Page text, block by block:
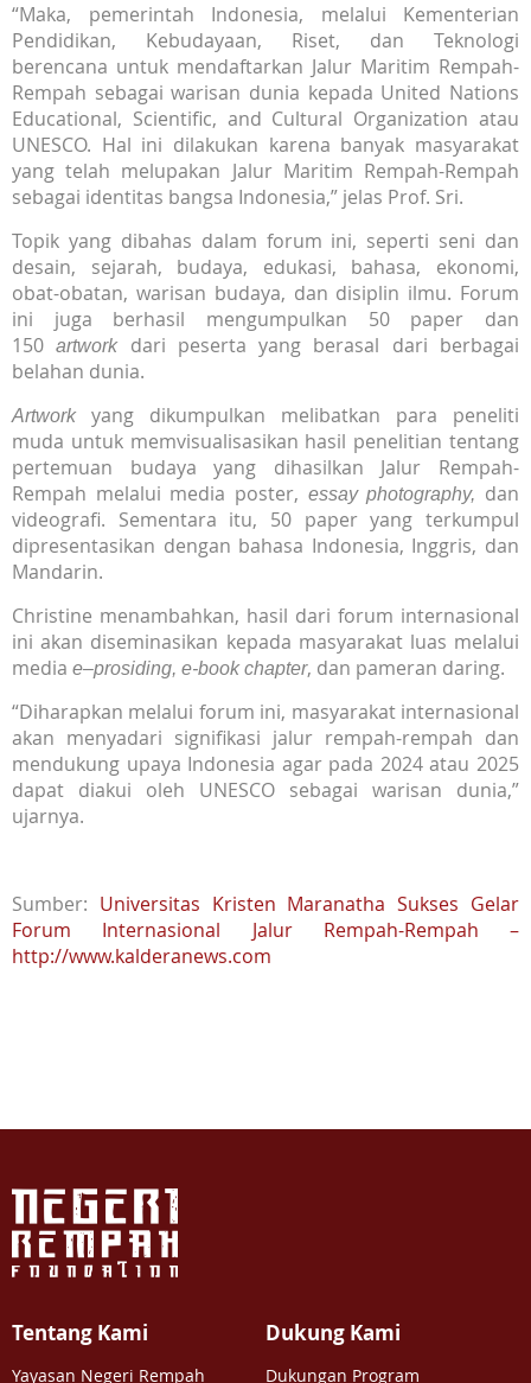
“Maka, pemerintah Indonesia, melalui Kementerian
Pendidikan, Kebudayaan, Riset, dan Teknologi
berencana untuk mendaftarkan Jalur Maritim Rempah-
Rempah sebagai warisan dunia kepada United Nations
Educational, Scientific, and Cultural Organization atau
UNESCO. Hal ini dilakukan karena banyak masyarakat
yang telah melupakan Jalur Maritim Rempah-Rempah
sebagai identitas bangsa Indonesia,” jelas Prof. Sri.
Topik yang dibahas dalam forum ini, seperti seni dan
desain, sejarah, budaya, edukasi, bahasa, ekonomi,
obat-obatan, warisan budaya, dan disiplin ilmu. Forum
ini juga berhasil mengumpulkan 50 paper dan
150artwork dari peserta yang berasal dari berbagai
belahan dunia.
Artworkyang dikumpulkan melibatkan para peneliti
muda untuk memvisualisasikan hasil penelitian tentang
pertemuan budaya yang dihasilkan Jalur Rempah-
Rempah melalui media poster, essay photography, dan
videografi. Sementara itu, 50 paper yang terkumpul
dipresentasikan dengan bahasa Indonesia, Inggris, dan
Mandarin.
Christine menambahkan, hasil dari forum internasional
ini akan diseminasikan kepada masyarakat luas melalui
media e–prosiding, e-book chapter, dan pameran daring.
“Diharapkan melalui forum ini, masyarakat internasional
akan menyadari signifikasi jalur rempah-rempah dan
mendukung upaya Indonesia agar pada 2024 atau 2025
dapat diakui oleh UNESCO sebagai warisan dunia,”
ujarnya.
Sumber: Universitas Kristen Maranatha Sukses Gelar
Forum Internasional Jalur Rempah-Rempah –
http://www.kalderanews.com
Tentang Kami
Yayasan Negeri Rempah
Dukung Kami
Dukungan Program